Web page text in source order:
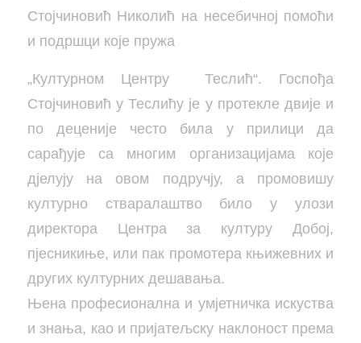
Стојчиновић Николић на несебичној помоћи
и подршци које пружа
„Културном Центру Теслић“. Госпођа
Стојчиновић у Теслићу је у протекле двије и
по деценије често била у прилици да
сарађује са многим организацијама које
дјелују на овом подручју, а промовишу
културно стваралаштво било у улози
директора Центра за културу Добој,
пјесникиње, или пак промотера књижевних и
других културних дешавања.
Њена професионална и умјетничка искуства
и знања, као и пријатељску наклоност према